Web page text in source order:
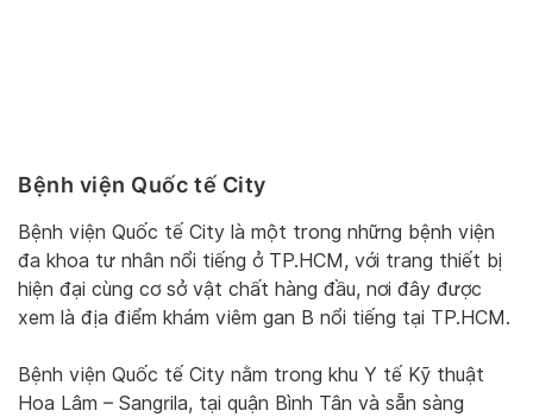
Bệnh viện Quốc tế City
Bệnh viện Quốc tế City là một trong những bệnh viện
đa khoa tư nhân nổi tiếng ở TP.HCM, với trang thiết bị
hiện đại cùng cơ sở vật chất hàng đầu, nơi đây được
xem là địa điểm khám viêm gan B nổi tiếng tại TP.HCM.
Bệnh viện Quốc tế City nằm trong khu Y tế Kỹ thuật
Hoa Lâm – Sangrila, tại quận Bình Tân và sẵn sàng